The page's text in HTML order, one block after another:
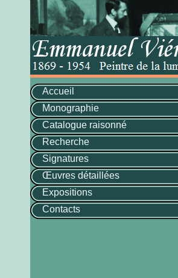
Accueil
Monographie
Catalogue raisonné
Recherche
Signatures
Œuvres détaillées
Expositions
Contacts